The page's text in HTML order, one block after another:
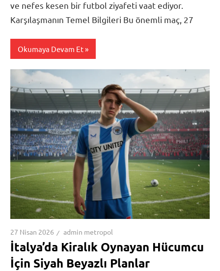
ve nefes kesen bir futbol ziyafeti vaat ediyor.
Karşılaşmanın Temel Bilgileri Bu önemli maç, 27
Okumaya Devam Et
27 Nisan 2026 admin metropol
İtalya’da Kiralık Oynayan Hücumcu
İçin Siyah Beyazlı Planlar